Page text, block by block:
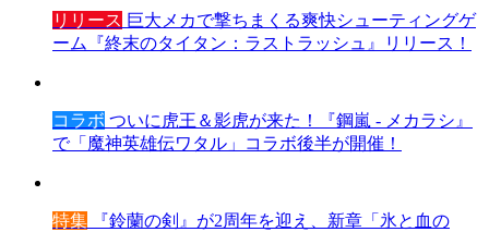
リリース 巨大メカで撃ちまくる爽快シューティングゲ
ーム『終末のタイタン：ラストラッシュ』リリース！
コラボ ついに虎王＆影虎が来た！『鋼嵐 - メカラシ』
で「魔神英雄伝ワタル」コラボ後半が開催！
特集 『鈴蘭の剣』が2周年を迎え、新章「氷と血の